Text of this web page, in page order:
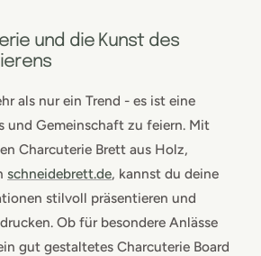
und die Kunst des
als nur ein Trend - es ist eine
und Gemeinschaft zu feiern. Mit
Charcuterie Brett aus Holz,
schneidebrett.de, kannst du deine
stilvoll präsentieren und
Ob für besondere Anlässe
gut gestaltetes Charcuterie Board